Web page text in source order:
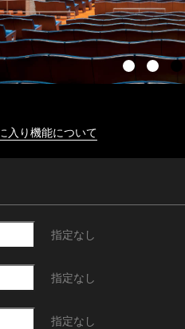
入り機能について
指定なし
指定なし
指定なし